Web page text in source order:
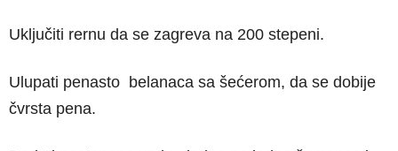
Uključiti rernu da se zagreva na 200 stepeni.
Ulupati penasto belanaca sa šećerom, da se dobije
čvrsta pena.